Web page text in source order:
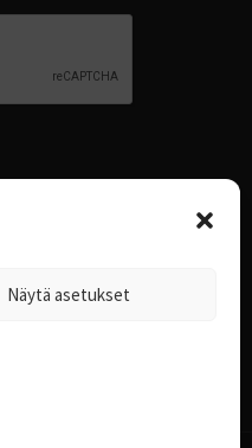
Näytä asetukset